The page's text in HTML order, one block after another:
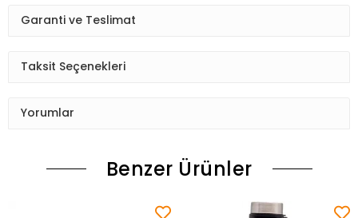
Garanti ve Teslimat
Taksit Seçenekleri
Yorumlar
Benzer Ürünler